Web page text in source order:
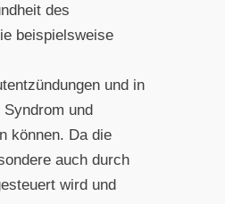
des
beispielsweise
und in
und
können. Da die
auch durch
wird und